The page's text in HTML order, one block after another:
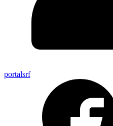
portalsrf